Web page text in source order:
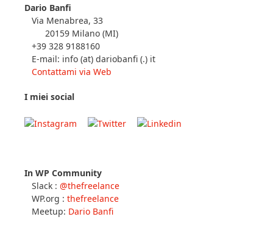
Dario Banfi
Via Menabrea, 33
20159 Milano (MI)
+39 328 9188160
E-mail: info (at) dariobanfi (.) it
Contattami via Web
I miei social
In WP Community
Slack : @thefreelance
WP.org : thefreelance
Meetup: Dario Banfi